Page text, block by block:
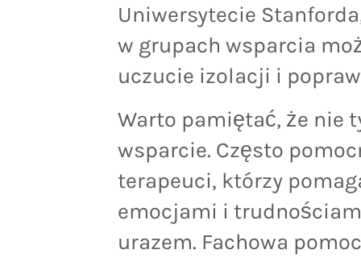
Uniwersytecie
w grupach wsparcia
uczucie izolacji i
Warto pamiętać, że nie
wsparcie. Często
terapeuci, którzy
emocjami i
urazem. Fachowa